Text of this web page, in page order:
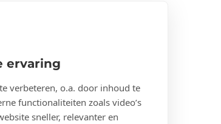
ervaring
verbeteren, o.a. door inhoud te
functionaliteiten zoals video’s
sneller, relevanter en